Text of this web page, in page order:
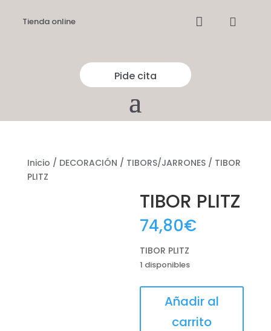
Tienda online  
Pide cita
Inicio / DECORACIÓN / TIBORS/JARRONES/ TIBOR
PLITZ
TIBOR PLITZ
74,80€
TIBOR PLITZ
1 disponibles
cantidad
Añadir al
carrito